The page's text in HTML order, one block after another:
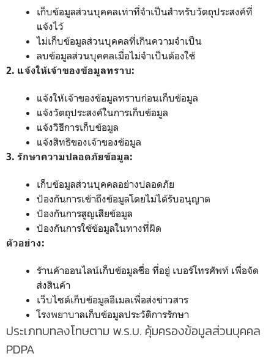
เก็บข้อมูลส่วนบุคคลเท่าที่จำเป็นสำหรับวัตถุประสงค์ที่
แจ้งไว้
ไม่เก็บข้อมูลส่วนบุคคลที่เกินความจำเป็น
ลบข้อมูลส่วนบุคคลเมื่อไม่จำเป็นต้องใช้
2. แจ้งให้เจ้าของข้อมูลทราบ:
แจ้งให้เจ้าของข้อมูลทราบก่อนเก็บข้อมูล
แจ้งวัตถุประสงค์ในการเก็บข้อมูล
แจ้งวิธีการเก็บข้อมูล
แจ้งสิทธิของเจ้าของข้อมูล
3. รักษาความปลอดภัยข้อมูล:
เก็บข้อมูลส่วนบุคคลอย่างปลอดภัย
ป้องกันการเข้าถึงข้อมูลโดยไม่ได้รับอนุญาต
ป้องกันการสูญเสียข้อมูล
ป้องกันการใช้ข้อมูลในทางที่ผิด
ตัวอย่าง:
ร้านค้าออนไลน์เก็บข้อมูลชื่อ ที่อยู่ เบอร์โทรศัพท์ เพื่อจัด
ส่งสินค้า
เว็บไซต์เก็บข้อมูลอีเมลเพื่อส่งข่าวสาร
โรงพยาบาลเก็บข้อมูลประวัติการรักษา
ประเภทบทลงโทษตาม พ.ร.บ. คุ้มครองข้อมูลส่วนบุคคล
PDPA